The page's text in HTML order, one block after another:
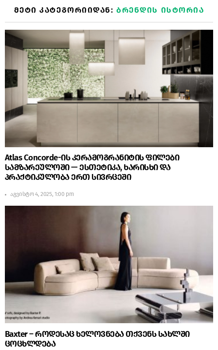
ᲛᲔᲢᲘ ᲙᲐᲢᲔᲒᲝᲠᲘᲘᲓᲐᲜ:ᲑᲠᲔᲜᲓᲘᲡ ᲘᲡᲢᲝᲠᲘᲐ
Atlas Concorde-ის კერამოგრანიტის ფილები
სამზარეულოში — ესთეტიკა, ხარისხი და
პრაქტიკულობა ერთ სივრცეში
აგვისტო 4, 2025, 1:00 pm
Baxter – როდესაც ხელოვნება თქვენს სახლში
ცოცხლდება